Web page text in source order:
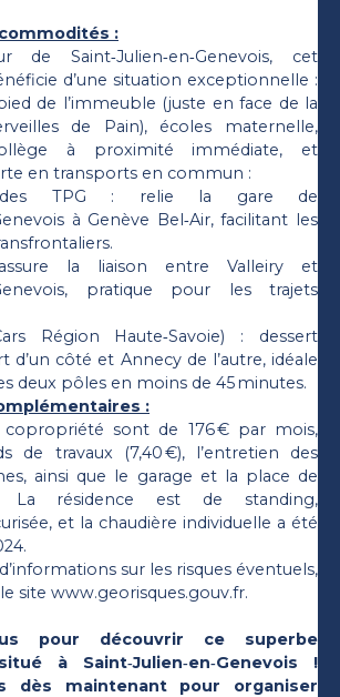
:
Saint‑Julien‑en‑Genevois, cet
d’une situation exceptionnelle :
de l’immeuble (juste en face de la
de Pain), écoles maternelle,
à proximité immédiate, et
en transports en commun :
TPG : relie la gare de
à Genève Bel‑Air, facilitant les
la liaison entre Valleiry et
pratique pour les trajets
Région Haute‑Savoie) : dessert
d’un côté et Annecy de l’autre, idéale
deux pôles en moins de 45 minutes.
:
copropriété sont de 176 € par mois,
de travaux (7,40 €), l’entretien des
ainsi que le garage et la place de
La résidence est de standing,
et la chaudière individuelle a été
sur les risques éventuels,
site www.georisques.gouv.fr.
pour découvrir ce superbe
à Saint‑Julien‑en‑Genevois !
dès maintenant pour organiser